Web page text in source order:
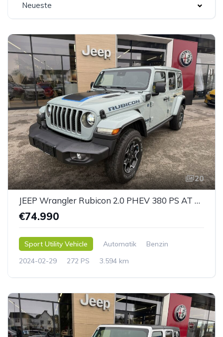
Neueste
20
JEEP Wrangler Rubicon 2.0 PHEV 380 PS AT 4xe
€74.990
Sport Utility Vehicle Automatik
Benzin
2024-02-29
272 PS 3.594 km